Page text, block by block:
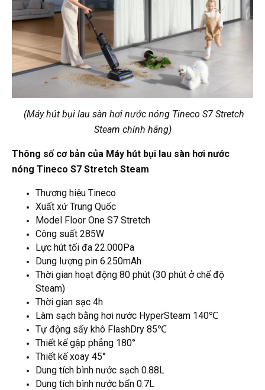
(Máy hút bụi lau sàn hơi nước nóng Tineco S7 Stretch
Steam chính hãng)
Thông số cơ bản của Máy hút bụi lau sàn hơi nước
nóng Tineco S7 Stretch Steam
Thương hiệu Tineco
Xuất xứ Trung Quốc
Model Floor One S7 Stretch
Công suất 285W
Lực hút tối đa 22.000Pa
Dung lượng pin 6.250mAh
Thời gian hoạt động 80 phút (30 phút ở chế độ
Steam)
Thời gian sạc 4h
Làm sạch bằng hơi nước HyperSteam 140℃
Tự động sấy khô FlashDry 85℃
Thiết kế gập phẳng 180°
Thiết kế xoay 45°
Dung tích bình nước sạch 0.88L
Dung tích bình nước bẩn 0.7L